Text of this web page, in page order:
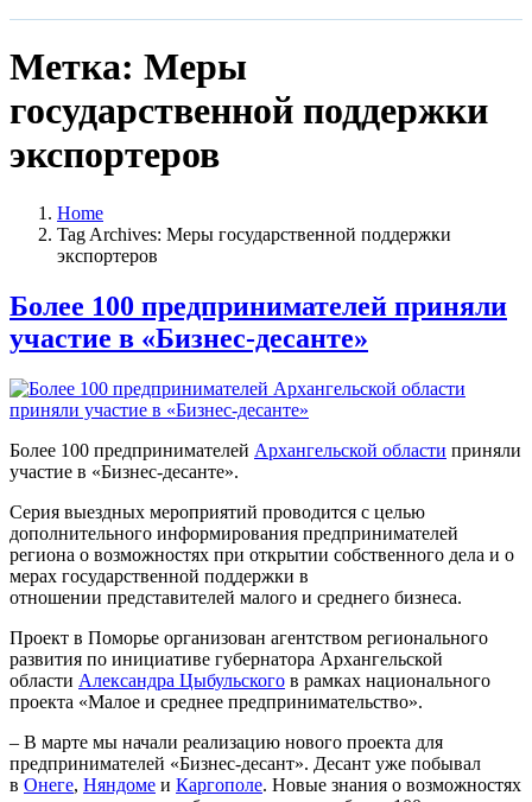
Метка: Меры
государственной поддержки
экспортеров
Home
Tag Archives: Меры государственной поддержки
экспортеров
Более 100 предпринимателей приняли
участие в «Бизнес-десанте»
Более 100 предпринимателей Архангельской области приняли
участие в «Бизнес-десанте».
Серия выездных мероприятий проводится с целью
дополнительного информирования предпринимателей
региона о возможностях при открытии собственного дела и о
мерах государственной поддержки в
отношении представителей малого и среднего бизнеса.
Проект в Поморье организован агентством регионального
развития по инициативе губернатора Архангельской
области Александра Цыбульского в рамках национального
проекта «Малое и среднее предпринимательство».
– В марте мы начали реализацию нового проекта для
предпринимателей «Бизнес-десант». Десант уже побывал
в Онеге, Няндоме и Каргополе. Новые знания о возможностях